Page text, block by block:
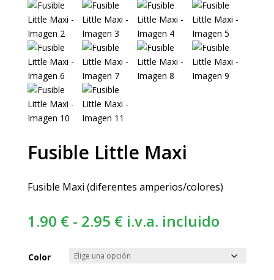
Fusible Little Maxi
Fusible Maxi (diferentes amperios/colores)
1.90 € - 2.95 €Rango
precios:
i.v.a. incluido
Color